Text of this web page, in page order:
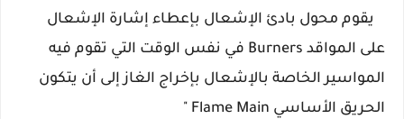
يقوم محول بادئ الإشعال بإعطاء إشارة الإشعال
على المواقد Burners في نفس الوقت التي تقوم فيه
المواسير الخاصة بالإشعال بإخراج الغاز إلى أن يتكون
الحريق الأساسي Flame Main "